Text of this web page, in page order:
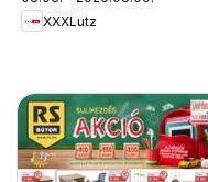
XXXLutz